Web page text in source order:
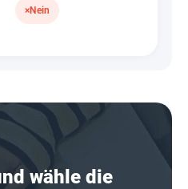
×Nein
wähle die